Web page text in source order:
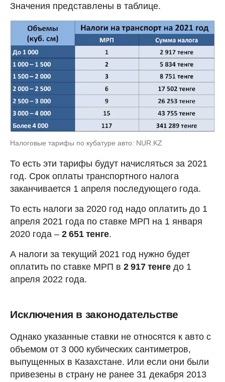
Значения представлены в таблице.
Налоговые тарифы по кубатуре авто: NUR.KZ
То есть эти тарифы будут начисляться за 2021
год. Срок оплаты транспортного налога
заканчивается 1 апреля последующего года.
То есть налоги за 2020 год надо оплатить до 1
апреля 2021 года по ставке МРП на 1 января
2020 года – 2 651 тенге.
А налоги за текущий 2021 год нужно будет
оплатить по ставке МРП в 2 917 тенге до 1
апреля 2022 года.
Исключения в законодательстве
Однако указанные ставки не относятся к авто с
объемом от 3 000 кубических сантиметров,
выпущенных в Казахстане. Или если они были
привезены в страну не ранее 31 декабря 2013